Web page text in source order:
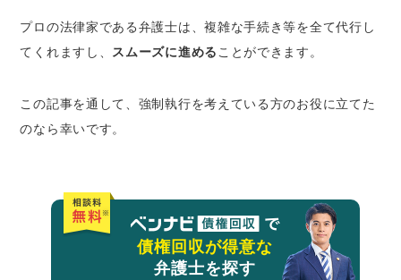
プロの法律家である弁護士は、複雑な手続き等を全て代行し
てくれますし、
スムーズに進める ことができます。
この記事を通して、強制執行を考えている方のお役に立てた
のなら幸いです。
債権回収が得意な
弁護士を探す